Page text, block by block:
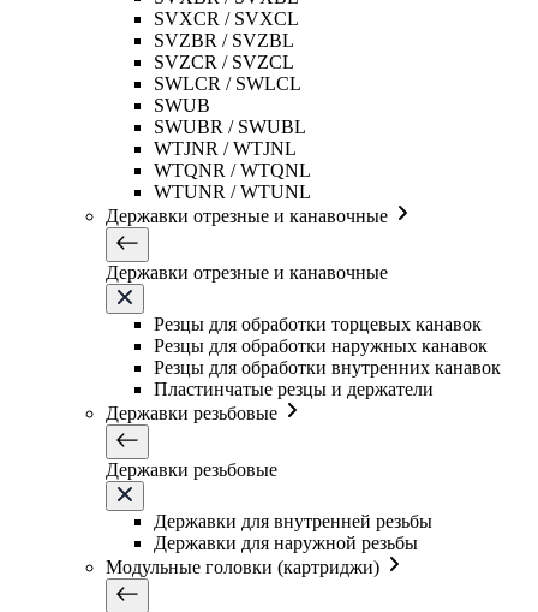
SVXCR / SVXCL
SVZBR / SVZBL
SVZCR / SVZCL
SWLCR / SWLCL
SWUB
SWUBR / SWUBL
WTJNR / WTJNL
WTQNR / WTQNL
WTUNR / WTUNL
Державки отрезные и канавочные
Державки отрезные и канавочные
Резцы для обработки торцевых канавок
Резцы для обработки наружных канавок
Резцы для обработки внутренних канавок
Пластинчатые резцы и держатели
Державки резьбовые
Державки резьбовые
Державки для внутренней резьбы
Державки для наружной резьбы
Модульные головки (картриджи)